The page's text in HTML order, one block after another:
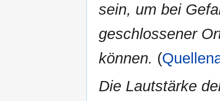
sein, um bei
geschlossener
können. (
Die Lautstärke